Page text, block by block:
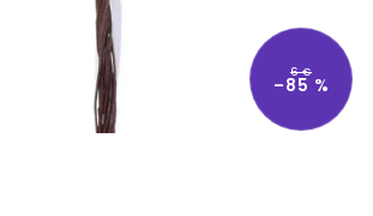
6 €
–85 %